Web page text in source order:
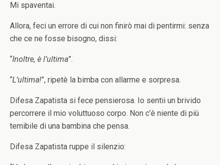
Mi spaventai.
Allora, feci un errore di cui non finirò mai di pentirmi: senza
che ce ne fosse bisogno, dissi:
“Inoltre, è l’ultima”.
“L’ultima!”, ripetè la bimba con allarme e sorpresa.
Difesa Zapatista si fece pensierosa. Io sentii un brivido
percorrere il mio voluttuoso corpo. Non c’è niente di più
temibile di una bambina che pensa.
Difesa Zapatista ruppe il silenzio: